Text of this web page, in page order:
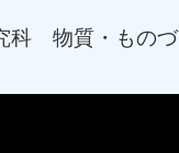
科 物質・もの